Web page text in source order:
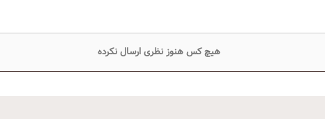
هیچ کس هنوز نظری ارسال نکرده